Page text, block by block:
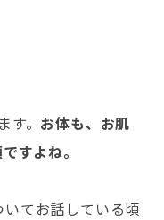
。 お体も、お肌
すよね。
てお話している頃